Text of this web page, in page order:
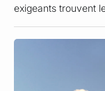
exigeants trouvent